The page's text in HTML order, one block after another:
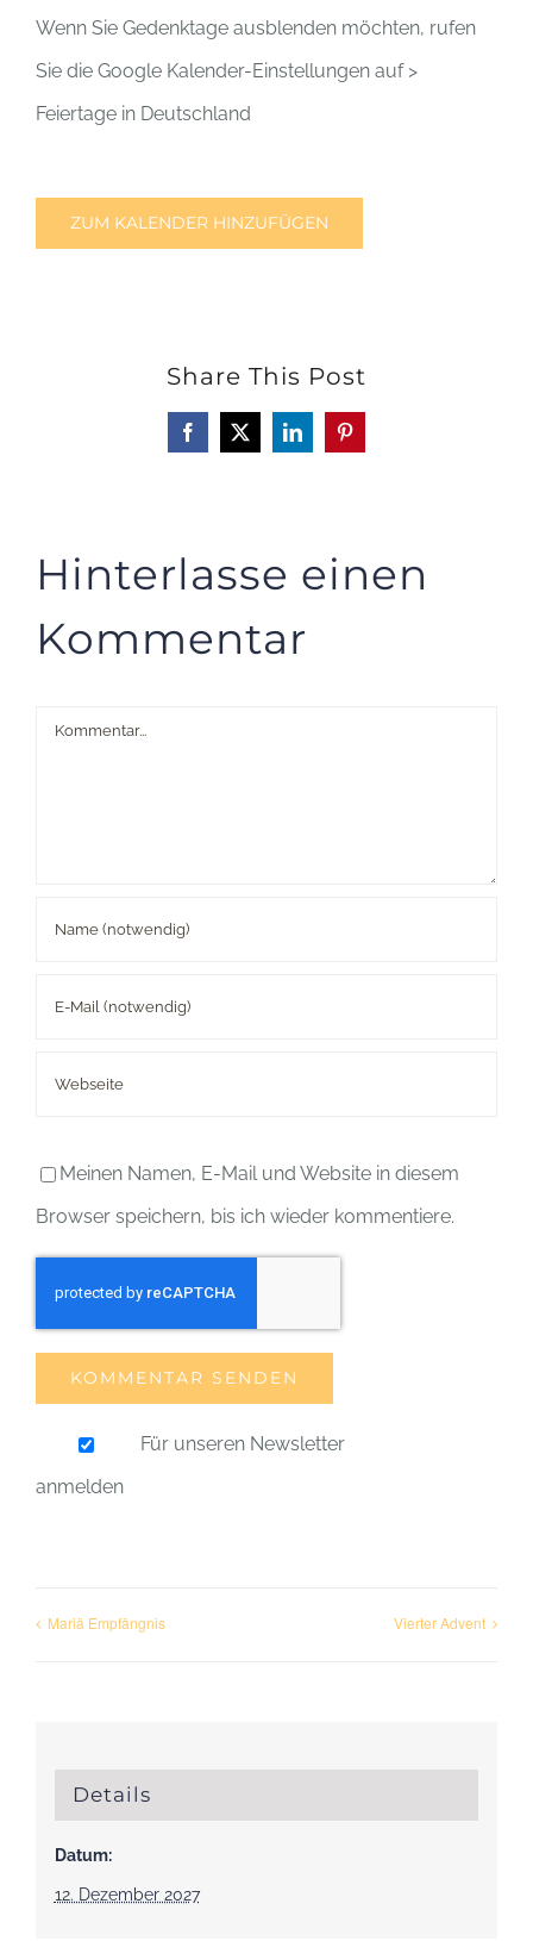
Wenn Sie Gedenktage ausblenden möchten, rufen
Sie die Google Kalender-Einstellungen auf >
Feiertage in Deutschland
ZUM KALENDER HINZUFÜGEN
Share This Post
Facebook
X LinkedInPinterest
Hinterlasse einen
Kommentar
Kommentar
Meinen Namen, E-Mail und Website in diesem
Browser speichern, bis ich wieder kommentiere.
Für unseren Newsletter
anmelden
Mariä Empfängnis Vierter Advent
Details
Datum:
12. Dezember 2027